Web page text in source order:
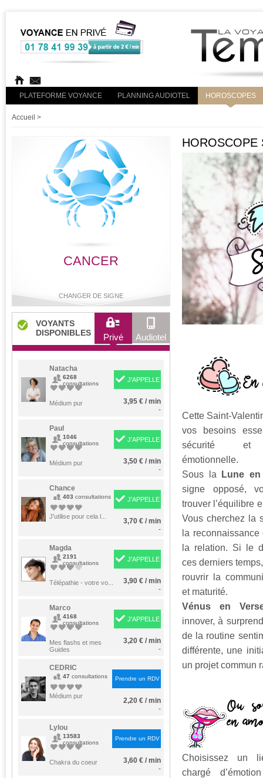
PLATEFORME VOYANCE PLANNING AUDIOTEL HOROSCOPES
Accueil >
CANCER
CHANGER DE SIGNE
Bélier Taureau Gémeaux Cancer
Lion Vierge Scorpion
Sagittaire
VOYANTS
DISPONIBLES
Privé Audiotel
Natacha
6268
consultations
Médium pur
J'APPELLE
3,95 € / min
-
Paul
1046
consultations
Médium pur
J'APPELLE
3,50 € / min
-
Chance
403 consultations
J'utilise pour cela l...
J'APPELLE
3,70 € / min
-
Magda
2191
consultations
Télépathie - votre vo...
J'APPELLE
3,90 € / min
-
Marco
4168
consultations
Mes flashs et mes
Guides
J'APPELLE
3,20 € / min
-
CEDRIC
47 consultations
Médium pur
Prendre un RDV
2,20 € / min
-
Lylou
13583
consultations
Chakra du coeur
Prendre un RDV
3,60 € / min
-
HOROSCOPE
Cette Saint-
vos besoins
sécurité et
émotionnelle.
Sous la
Lune
signe opposé,
trouver l’équilibre
Vous cherchez la
la
la relation. Si le
ces derniers
rouvrir la
et maturité.
Vénus en
innover, à
de la routine
différente, une
un projet commun
Choisissez un
chargé